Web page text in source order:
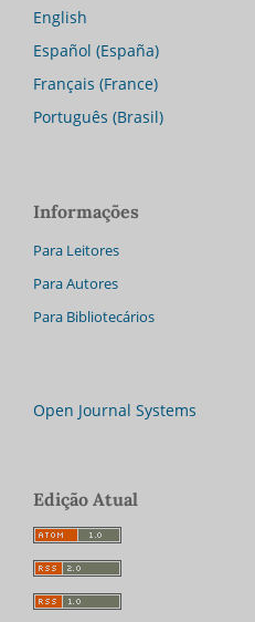
English
Español (España)
Français (France)
Português (Brasil)
Informações
Para Leitores
Para Autores
Para Bibliotecários
Open Journal Systems
Edição Atual